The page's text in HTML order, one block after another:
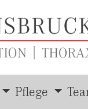
Pflege